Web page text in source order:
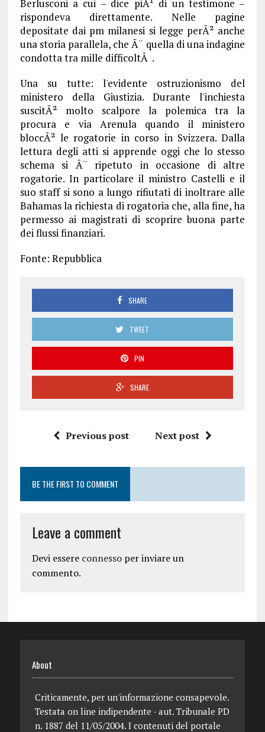
Berlusconi a cui – dice piÃ¹ di un testimone –
rispondeva direttamente. Nelle pagine
depositate dai pm milanesi si legge perÃ² anche
una storia parallela, che Ã¨ quella di una indagine
condotta tra mille difficoltÃ .
Una su tutte: l'evidente ostruzionismo del
ministero della Giustizia. Durante l'inchiesta
suscitÃ² molto scalpore la polemica tra la
procura e via Arenula quando il ministero
bloccÃ² le rogatorie in corso in Svizzera. Dalla
lettura degli atti si apprende oggi che lo stesso
schema si Ã¨ ripetuto in occasione di altre
rogatorie. In particolare il ministro Castelli e il
suo staff si sono a lungo rifiutati di inoltrare alle
Bahamas la richiesta di rogatoria che, alla fine, ha
permesso ai magistrati di scoprire buona parte
dei flussi finanziari.
Fonte: Repubblica
SHARE
TWEET
PIN
SHARE
Previous post Next post
BE THE FIRST TO COMMENT
Leave a comment
Devi essere connessoper inviare un
commento.
About
Criticamente, per un'informazione consapevole.
Testata on line indipendente - aut. Tribunale PD
n. 1887 del 11/05/2004. I contenuti del portale